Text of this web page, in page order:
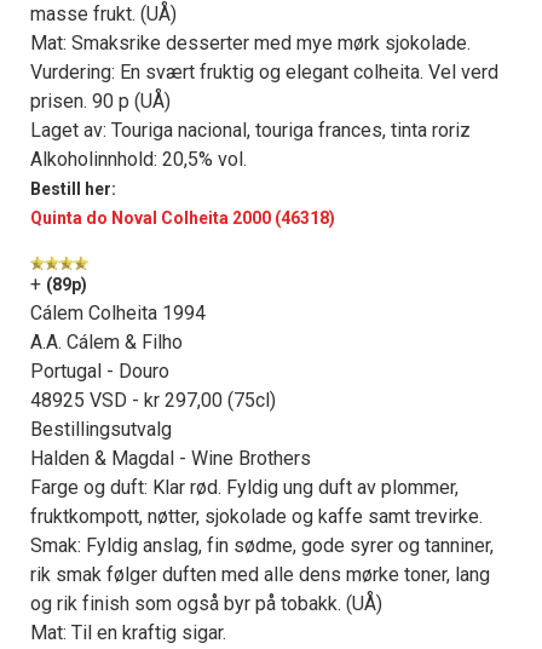
masse frukt. (UÅ)
Mat: Smaksrike desserter med mye mørk sjokolade.
Vurdering: En svært fruktig og elegant colheita. Vel verd
prisen. 90 p (UÅ)
Laget av: Touriga nacional, touriga frances, tinta roriz
Alkoholinnhold: 20,5% vol.
Bestill her:
Quinta do Noval Colheita 2000 (46318)
+ (89p)
Cálem Colheita 1994
A.A. Cálem & Filho
Portugal - Douro
48925 VSD - kr 297,00 (75cl)
Bestillingsutvalg
Halden & Magdal - Wine Brothers
Farge og duft: Klar rød. Fyldig ung duft av plommer,
fruktkompott, nøtter, sjokolade og kaffe samt trevirke.
Smak: Fyldig anslag, fin sødme, gode syrer og tanniner,
rik smak følger duften med alle dens mørke toner, lang
og rik finish som også byr på tobakk. (UÅ)
Mat: Til en kraftig sigar.